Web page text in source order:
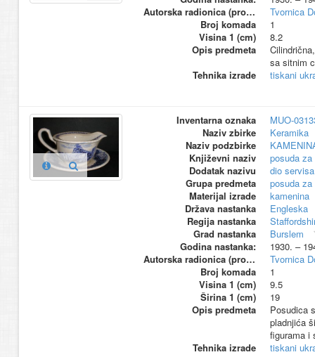
Autorska radionica (proizvođač)
Tvornica
Broj komada
1
Visina 1 (cm)
8.2
Opis predmeta
sa sitnim
Tehnika izrade
tiskani
Inventarna oznaka
MUO-
Naziv zbirke
Keramika
Naziv podzbirke
Književni naziv
posuda za
Dodatak nazivu
dio
Grupa predmeta
posuda za
Materijal izrade
kamenina
Država nastanka
Engleska
Regija nastanka
Grad nastanka
Burslem
Godina nastanka:
1930. –
Autorska radionica (proizvođač)
Tvornica
Broj komada
1
Visina 1 (cm)
9.5
Širina 1 (cm)
19
Opis predmeta
Posudica
pladnjića
figurama i
Tehnika izrade
tiskani